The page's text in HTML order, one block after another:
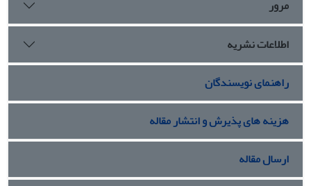
ژئواکونومیک شاخ آفریقا، و موضوع حوزۀ نفوذ و قلمروسازی
دانست.
مرور
اطلاعات نشریه
راهنمای نویسندگان
هزینه های پذیرش و انتشار مقاله
ارسال مقاله